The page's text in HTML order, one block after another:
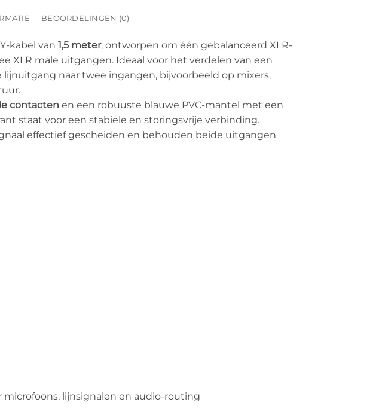
BEOORDELINGEN (0)
kabel van 1,5 meter, ontworpen om één gebalanceerd XLR-
XLR male uitgangen. Ideaal voor het verdelen van een
naar twee ingangen, bijvoorbeeld op mixers,
contacten en een robuuste blauwe PVC-mantel met een
staat voor een stabiele en storingsvrije verbinding.
effectief gescheiden en behouden beide uitgangen
microfoons, lijnsignalen en audio-routing